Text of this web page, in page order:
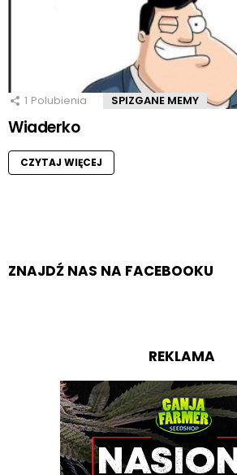
1 Polubienia SPIZGANE MEMY
Wiaderko
CZYTAJ WIĘCEJ
ZNAJDŹ NAS NA FACEBOOKU
REKLAMA